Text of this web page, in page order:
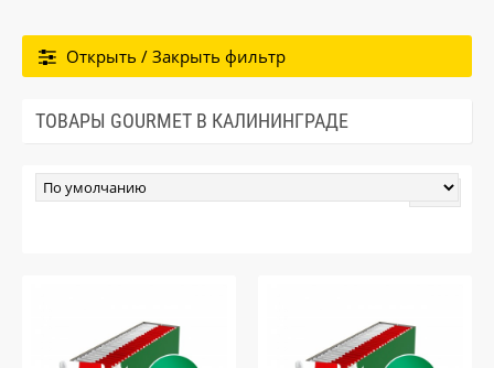
Открыть / Закрыть фильтр
ТОВАРЫ GOURMET В КАЛИНИНГРАДЕ